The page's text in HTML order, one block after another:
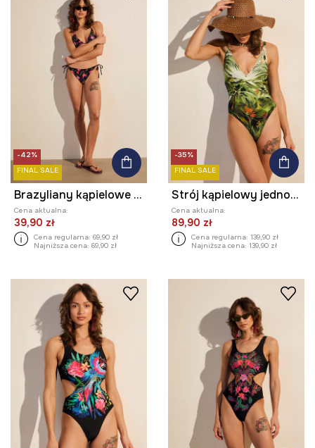
-42%
FINAL SALE
Brazyliany kąpielowe damskie w kwiaty
Cena aktualna:
39,90 zł
Cena regularna: 69,90 zł
Najniższa cena: 69,90 zł
-35%
FINAL SALE
Strój kąpielowy jednoczęściowy damski z motywem roślinnym
Cena aktualna:
89,90 zł
Cena regularna: 139,90 zł
Najniższa cena: 139,90 zł